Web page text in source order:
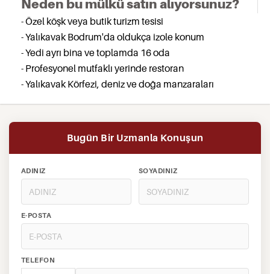
Neden bu mülkü satın alıyorsunuz?
- Özel köşk veya butik turizm tesisi
- Yalıkavak Bodrum'da oldukça izole konum
- Yedi ayrı bina ve toplamda 16 oda
- Profesyonel mutfaklı yerinde restoran
- Yalıkavak Körfezi, deniz ve doğa manzaraları
Bugün Bir Uzmanla Konuşun
ADINIZ SOYADINIZ
E-POSTA
TELEFON